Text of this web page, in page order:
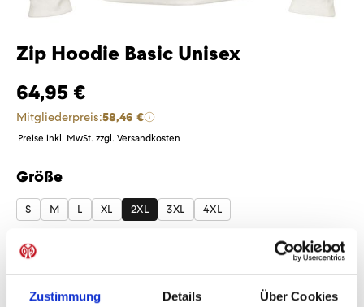
Zustimmung Details Über Cookies
Zip Hoodie Basic Unisex
64,95 €
Mitgliederpreis:58,46 €
Preise inkl. MwSt. zzgl. Versandkosten
Größe
auswählen
S M L XL 2XL 3XL 4XL
Produkt Anzahl: Gib den gewünschten
Anzahl